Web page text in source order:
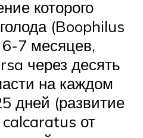
которого
(Boophilus
7 месяцев,
через десять
на каждом
дней (развитие
от